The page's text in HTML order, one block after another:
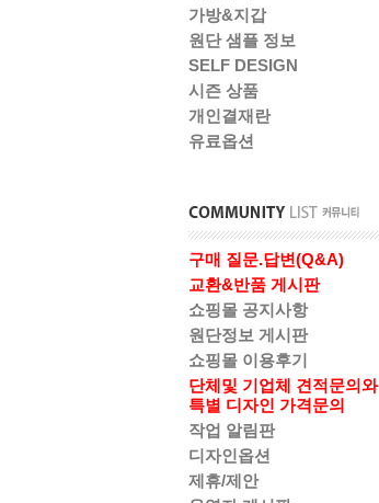
가방&지갑
원단 샘플 정보
SELF DESIGN
시즌 상품
개인결재란
유료옵션
구매 질문.답변(Q&A)
교환&반품 게시판
쇼핑몰 공지사항
원단정보 게시판
쇼핑몰 이용후기
단체및 기업체 견적문의와
특별 디자인 가격문의
작업 알림판
디자인옵션
제휴/제안